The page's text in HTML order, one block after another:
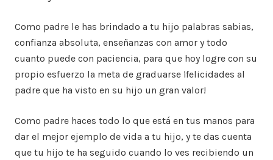
Como padre le has brindado a tu hijo palabras sabias,
confianza absoluta, enseñanzas con amor y todo
cuanto puede con paciencia, para que hoy logre con su
propio esfuerzo la meta de graduarse ¡felicidades al
padre que ha visto en su hijo un gran valor!
Como padre haces todo lo que está en tus manos para
dar el mejor ejemplo de vida a tu hijo, y te das cuenta
que tu hijo te ha seguido cuando lo ves recibiendo un